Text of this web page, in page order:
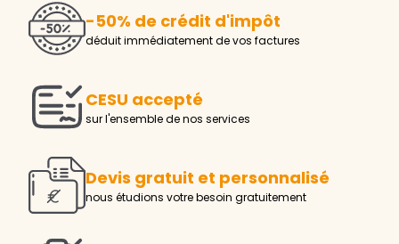
-50% de crédit d'impôt
déduit immédiatement de vos factures
CESU accepté
sur l'ensemble de nos services
Devis gratuit et personnalisé
nous étudions votre besoin gratuitement